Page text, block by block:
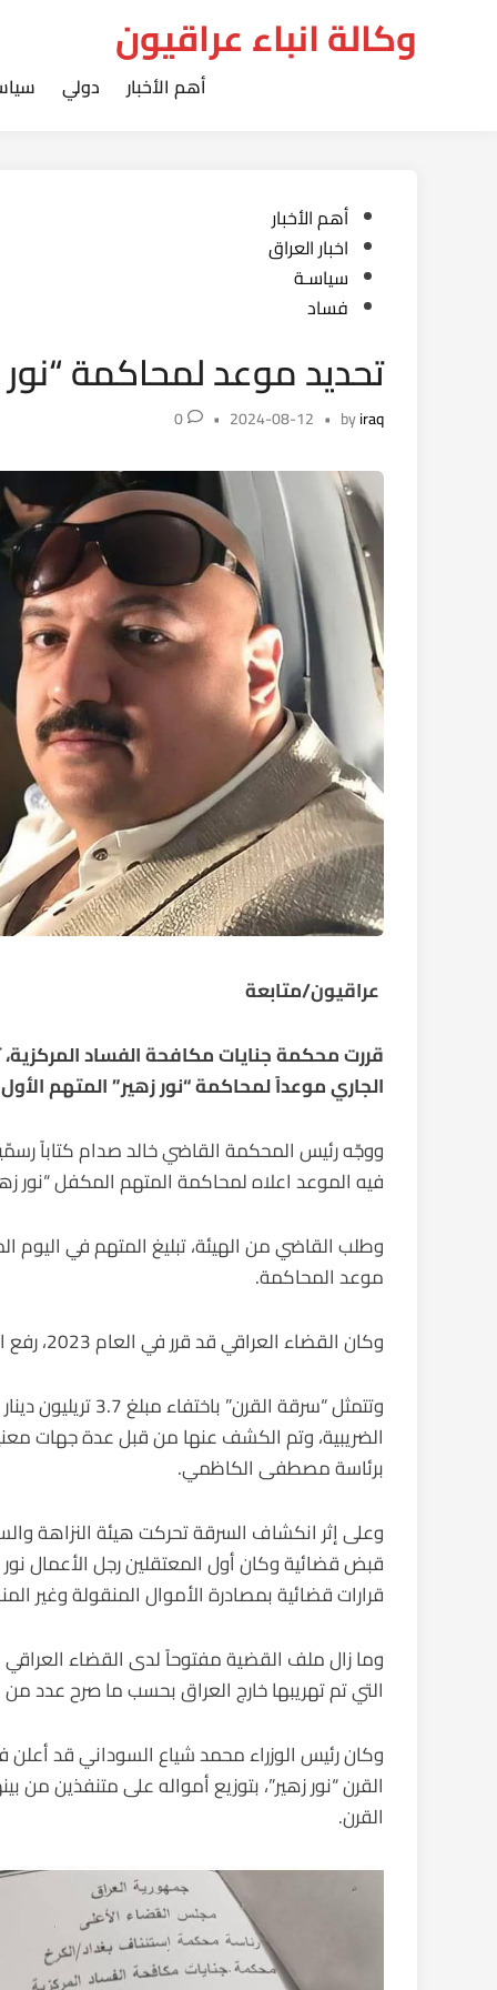
وكالة انباء عراقيون
أهم الأخبار دولي
Posted
in
أهم الأخبار
اخبار العراق
سياسـة
فساد
تحديد موعد لمحاكمة “نور
byiraq
•
2024-08-12
•
0
عراقيون/متابعة
الجاري موعداً لمحاكمة “نور زهير” المتهم
ووجّه رئيس المحكمة القاضي خالد صدام كتاباً
فيه الموعد اعلاه لمحاكمة المتهم المكفل “نور زهير
وطلب القاضي من الهيئة، تبليغ المتهم في اليوم
موعد المحاكمة.
وكان القضاء العراقي قد قرر في العام 2023، رفع اشارة الحجز عن شركة تابعة للمتهم بسرقة القرن “نور زهير”.
وتتمثل “سرقة
الضريبية، وتم الكشف عنها من قبل عدة جهات
برئاسة مصطفى الكاظمي.
وعلى إثر انكشاف السرقة تحركت هيئة النزاهة
قبض قضائية وكان أول المعتقلين رجل الأعمال نور
قرارات قضائية بمصادرة الأموال المنقولة وغير
وما زال ملف القضية مفتوحاً لدى القضاء
التي تم تهريبها خارج العراق بحسب ما صرح عدد من
وكان رئيس الوزراء محمد شياع السوداني قد
القرن “نور زهير”، بتوزيع أمواله على متنفذين من
القرن.